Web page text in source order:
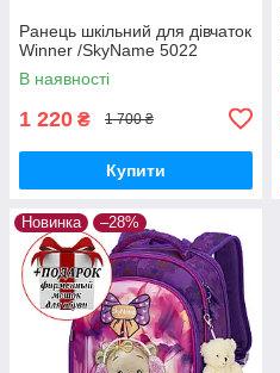
Ранець шкільний для дівчаток
Winner /SkyName 5022
В наявності
1 220 ₴ 1 700 ₴
Купити
Новинка –28%